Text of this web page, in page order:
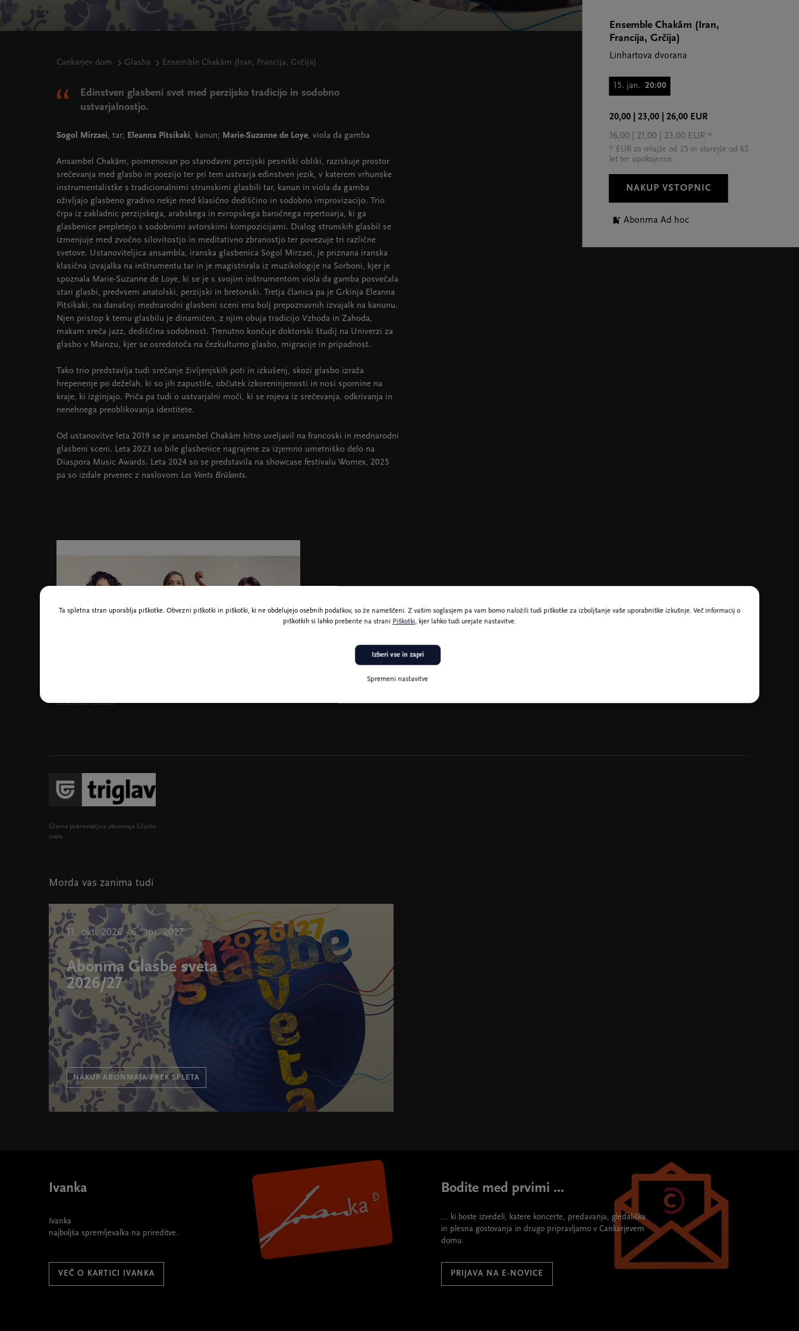
Cankarjev dom Glasba Ensemble Chakâm (Iran, Francija, Grčija)
Edinstven glasbeni svet med perzijsko tradicijo in sodobno
ustvarjalnostjo.
Sogol Mirzaei, tar; Eleanna Pitsikaki, kanun; Marie-Suzanne de Loye, viola da gamba
Ansambel Chakâm, poimenovan po starodavni perzijski pesniški obliki, raziskuje prostor
srečevanja med glasbo in poezijo ter pri tem ustvarja edinstven jezik, v katerem vrhunske
instrumentalistke s tradicionalnimi strunskimi glasbili tar, kanun in viola da gamba
oživljajo glasbeno gradivo nekje med klasično dediščino in sodobno improvizacijo. Trio
črpa iz zakladnic perzijskega, arabskega in evropskega baročnega repertoarja, ki ga
glasbenice prepletejo s sodobnimi avtorskimi kompozicijami. Dialog strunskih glasbil se
izmenjuje med zvočno silovitostjo in meditativno zbranostjo ter povezuje tri različne
svetove. Ustanoviteljica ansambla, iranska glasbenica Sogol Mirzaei, je priznana iranska
klasična izvajalka na inštrumentu tar in je magistrirala iz muzikologije na Sorboni, kjer je
spoznala Marie-Suzanne de Loye, ki se je s svojim inštrumentom viola da gamba posvečala
stari glasbi, predvsem anatolski, perzijski in bretonski. Tretja članica pa je Grkinja Eleanna
Pitsikaki, na današnji mednarodni glasbeni sceni ena bolj prepoznavnih izvajalk na kanunu.
Njen pristop k temu glasbilu je dinamičen, z njim obuja tradicijo Vzhoda in Zahoda,
makam sreča jazz, dediščina sodobnost. Trenutno končuje doktorski študij na Univerzi za
glasbo v Mainzu, kjer se osredotoča na čezkulturno glasbo, migracije in pripadnost.
Tako trio predstavlja tudi srečanje življenjskih poti in izkušenj, skozi glasbo izraža
hrepenenje po deželah, ki so jih zapustile, občutek izkoreninjenosti in nosi spomine na
kraje, ki izginjajo. Priča pa tudi o ustvarjalni moči, ki se rojeva iz srečevanja, odkrivanja in
nenehnega preoblikovanja identitete.
Od ustanovitve leta 2019 se je ansambel Chakâm hitro uveljavil na francoski in mednarodni
glasbeni sceni. Leta 2023 so bile glasbenice nagrajene za izjemno umetniško delo na
Diaspora Music Awards. Leta 2024 so se predstavila na showcase festivalu Womex, 2025
pa so izdale prvenec z naslovom Les Vents Brûlants.
Ensemble Chakâm (Iran,
Francija, Grčija)
Linhartova dvorana
15. jan. 20:00
20,00 | 23,00 | 26,00 EUR
16,00 | 21,00 | 23,00 EUR *
* EUR za mlajše od 25 in starejše od 65
let ter upokojence.
NAKUP VSTOPNIC
Abonma Ad hoc
Ensemble Chakâm
Glavna pokroviteljica abonmaja Glasbe
sveta
Morda vas zanima tudi
11. okt. 2026 - 6. apr. 2027
Abonma Glasbe sveta
2026/27
NAKUP ABONMAJA PREK SPLETA
Ivanka
Ivanka
najboljša spremljevalka na prireditve.
VEČ O KARTICI IVANKA
Bodite med prvimi ...
... ki boste izvedeli, katere koncerte, predavanja, gledališka
in plesna gostovanja in drugo pripravljamo v Cankarjevem
domu.
PRIJAVA NA E-NOVICE
Ta spletna stran uporablja piškotke. Obvezni piškotki in piškotki, ki ne obdelujejo osebnih podatkov, so že nameščeni. Z vašim soglasjem pa vam bomo naložili tudi piškotke za izboljšanje vaše uporabniške izkušnje. Več informacij o
piškotkih si lahko preberite na strani Piškotki, kjer lahko tudi urejate nastavitve.
Spremeni nastavitve
Izberi vse in zapri